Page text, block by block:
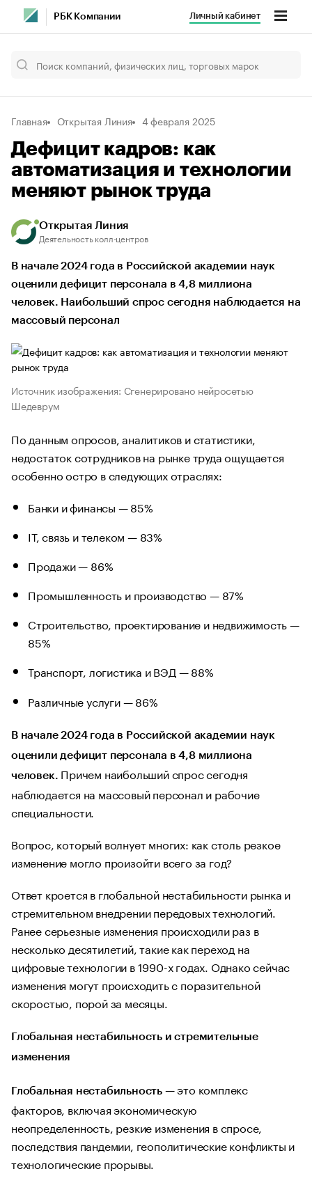
РБК Компании Личный кабинет
Главная Открытая Линия 4 февраля 2025
Дефицит кадров: как
автоматизация и технологии
меняют рынок труда
Открытая Линия
Деятельность колл-центров
В начале 2024 года в Российской академии наук
оценили дефицит персонала в 4,8 миллиона
человек. Наибольший спрос сегодня наблюдается на
массовый персонал
Источник изображения: Сгенерировано нейросетью
Шедеврум
По данным опросов, аналитиков и статистики,
недостаток сотрудников на рынке труда ощущается
особенно остро в следующих отраслях:
Банки и финансы — 85%
IT, связь и телеком — 83%
Продажи — 86%
Промышленность и производство — 87%
Строительство, проектирование и недвижимость —
85%
Транспорт, логистика и ВЭД — 88%
Различные услуги — 86%
В начале 2024 года в Российской академии наук
оценили дефицит персонала в 4,8 миллиона
человек. Причем наибольший спрос сегодня
наблюдается на массовый персонал и рабочие
специальности.
Вопрос, который волнует многих: как столь резкое
изменение могло произойти всего за год?
Ответ кроется в глобальной нестабильности рынка и
стремительном внедрении передовых технологий.
Ранее серьезные изменения происходили раз в
несколько десятилетий, такие как переход на
цифровые технологии в 1990-х годах. Однако сейчас
изменения могут происходить с поразительной
скоростью, порой за месяцы.
Глобальная нестабильность и стремительные
изменения
Глобальная нестабильность — это комплекс
факторов, включая экономическую
неопределенность, резкие изменения в спросе,
последствия пандемии, геополитические конфликты и
технологические прорывы.